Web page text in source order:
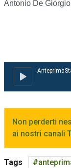
Antonio De
Non perderti
ai nostri canali
Tags